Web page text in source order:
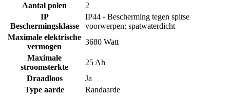
Aantal polen
2
IP
Beschermingsklasse
IP44 - Bescherming tegen spitse
voorwerpen; spatwaterdicht
Maximale elektrische
vermogen
3680 Watt
Maximale
stroomsterkte
25 Ah
Draadloos
Ja
Type aarde
Randaarde